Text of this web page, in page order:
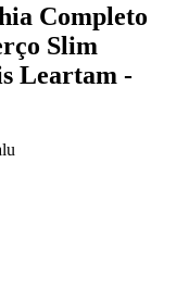
Completo
Slim
Leartam -